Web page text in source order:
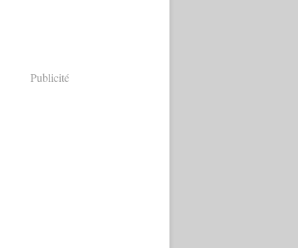
Publicité